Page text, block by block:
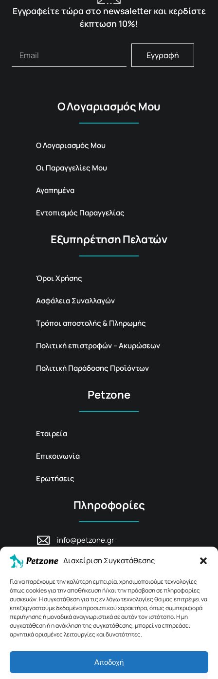
Διαχείριση Συγκατάθεσης
Για να παρέχουμε την καλύτερη εμπειρία, χρησιμοποιούμε τεχνολογίες
όπως cookies για την αποθήκευση ή/και την πρόσβαση σε πληροφορίες
συσκευών. Η συγκατάθεση για τις εν λόγω τεχνολογίες θα μας επιτρέψει να
επεξεργαστούμε δεδομένα προσωπικού χαρακτήρα, όπως συμπεριφορά
περιήγησης ή μοναδικά αναγνωριστικά σε αυτόν τον ιστότοπο. Η μη
συγκατάθεση ή η ανάκληση της συγκατάθεσης, μπορεί να επηρεάσει
αρνητικά ορισμένες λειτουργίες και δυνατότητες.
Αποδοχή
Εγγραφείτε τώρα στο newsaletter και κερδίστε
έκπτωση 10%!
Εγγραφή
Ο Λογαριασμός Μου
Ο Λογαριασμός Μου
Οι Παραγγελίες Μου
Αγαπημένα
Εντοπισμός Παραγγελίας
Εξυπηρέτηση Πελατών
Όροι Χρήσης
Ασφάλεια Συναλλαγών
Τρόποι αποστολής & Πληρωμής
Πολιτική επιστροφών – Ακυρώσεων
Πολιτική Παράδοσης Προϊόντων
Petzone
Εταιρεία
Επικοινωνία
Ερωτήσεις
Πληροφορίες
info@petzone.gr
Ρέθυμνο, Κρήτη